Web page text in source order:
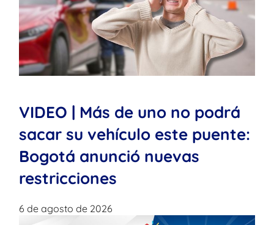
VIDEO | Más de uno no podrá
sacar su vehículo este puente:
Bogotá anunció nuevas
restricciones
6 de agosto de 2026